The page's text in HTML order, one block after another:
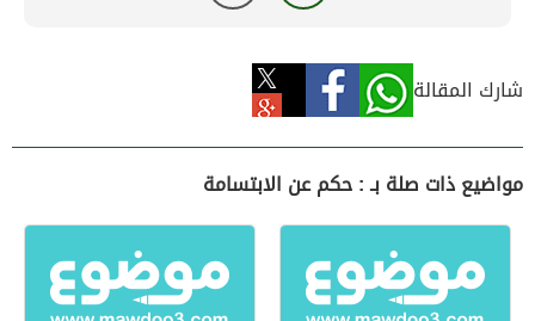
شارك المقالة
مواضيع ذات صلة بـ : حكم عن الابتسامة